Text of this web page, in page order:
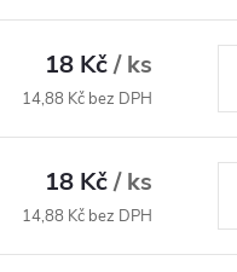
18 Kč/ ks
14,88 Kč bez DPH
18 Kč/ ks
14,88 Kč bez DPH